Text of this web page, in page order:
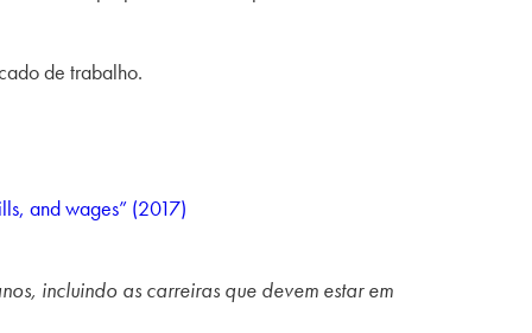
de trabalho.
and wages” (2017)
incluindo as carreiras que devem estar em